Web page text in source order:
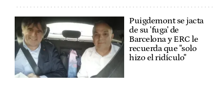
Puigdemont se jacta
de su 'fuga' de
Barcelona y ERC le
recuerda que "solo
hizo el ridículo"